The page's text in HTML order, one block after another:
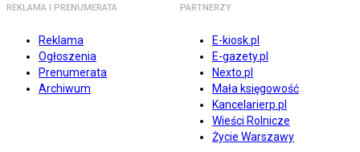
REKLAMA I PRENUMERATA
Reklama
Ogłoszenia
Prenumerata
Archiwum
PARTNERZY
E-kiosk.pl
E-gazety.pl
Nexto.pl
Mała księgowość
Kancelarierp.pl
Wieści Rolnicze
Życie Warszawy